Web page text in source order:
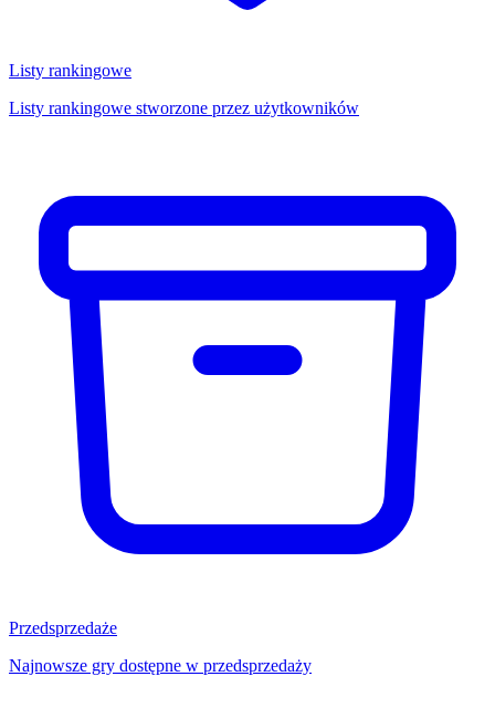
Listy rankingowe
Listy rankingowe stworzone przez użytkowników
Przedsprzedaże
Najnowsze gry dostępne w przedsprzedaży